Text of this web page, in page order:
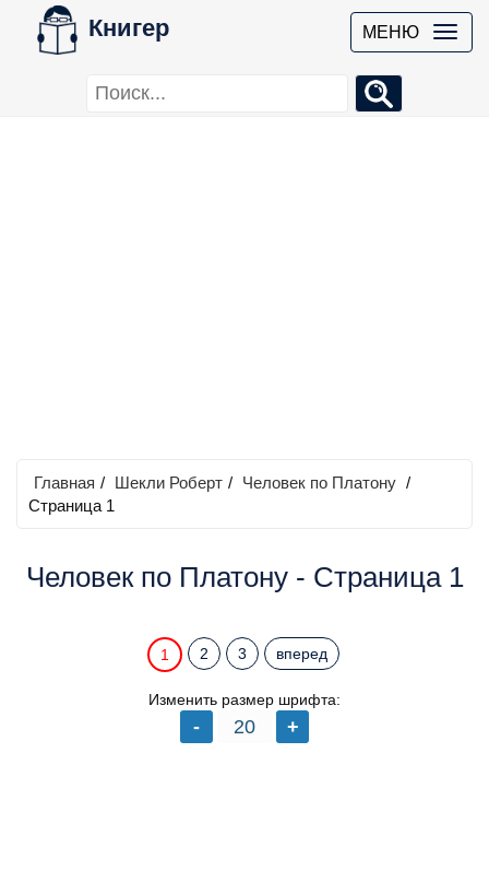
Книгер МЕНЮ
Главная / Шекли Роберт / Человек по Платону /
Страница 1
Человек по Платону - Страница 1
1 2 3 вперед
Изменить размер шрифта: